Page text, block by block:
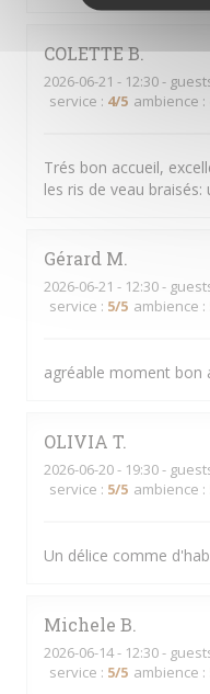
COLETTEB
2026-06-21 - 12:30 -
service : 4/5 ambience :
Trés bon accueil,
les ris de veau braisés:
Gérard M
2026-06-21 - 12:30 -
service : 5/5 ambience :
agréable moment bon
OLIVIA T
2026-06-20- 19:30 -
service : 5/5 ambience :
Un délice comme
Michele B
2026-06-14- 12:30 -
service : 5/5 ambience :